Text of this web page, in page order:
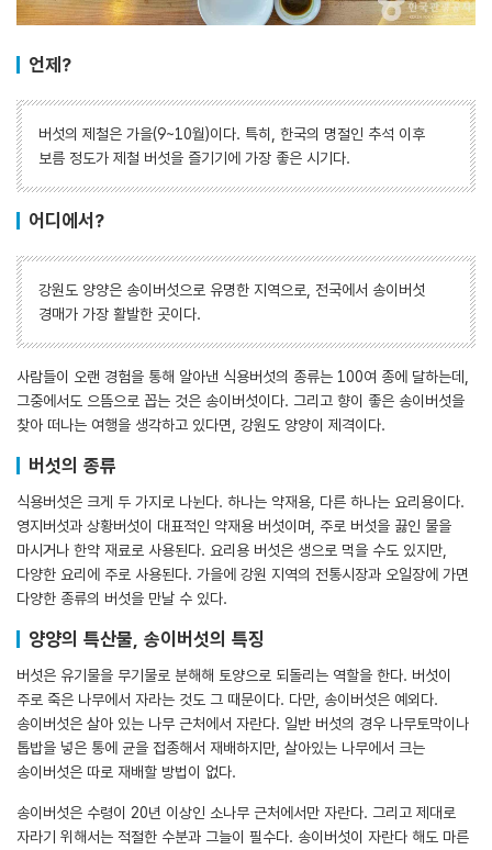
언제?
버섯의 제철은 가을(9~10월)이다. 특히, 한국의 명절인 추석 이후
보름 정도가 제철 버섯을 즐기기에 가장 좋은 시기다.
어디에서?
강원도 양양은 송이버섯으로 유명한 지역으로, 전국에서 송이버섯
경매가 가장 활발한 곳이다.
사람들이 오랜 경험을 통해 알아낸 식용버섯의 종류는 100여 종에 달하는데,
그중에서도 으뜸으로 꼽는 것은 송이버섯이다. 그리고 향이 좋은 송이버섯을
찾아 떠나는 여행을 생각하고 있다면, 강원도 양양이 제격이다.
버섯의 종류
식용버섯은 크게 두 가지로 나뉜다. 하나는 약재용, 다른 하나는 요리용이다.
영지버섯과 상황버섯이 대표적인 약재용 버섯이며, 주로 버섯을 끓인 물을
마시거나 한약 재료로 사용된다. 요리용 버섯은 생으로 먹을 수도 있지만,
다양한 요리에 주로 사용된다. 가을에 강원 지역의 전통시장과 오일장에 가면
다양한 종류의 버섯을 만날 수 있다.
양양의 특산물, 송이버섯의 특징
버섯은 유기물을 무기물로 분해해 토양으로 되돌리는 역할을 한다. 버섯이
주로 죽은 나무에서 자라는 것도 그 때문이다. 다만, 송이버섯은 예외다.
송이버섯은 살아 있는 나무 근처에서 자란다. 일반 버섯의 경우 나무토막이나
톱밥을 넣은 통에 균을 접종해서 재배하지만, 살아있는 나무에서 크는
송이버섯은 따로 재배할 방법이 없다.
송이버섯은 수령이 20년 이상인 소나무 근처에서만 자란다. 그리고 제대로
자라기 위해서는 적절한 수분과 그늘이 필수다. 송이버섯이 자란다 해도 마른